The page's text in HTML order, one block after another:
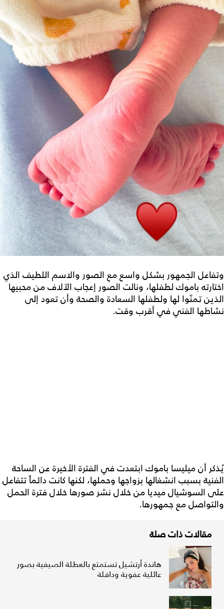
وتفاعل الجمهور بشكل واسع مع الصور والاسم اللطيف الذي
اختارته باموك لطفلها، ونالت الصور إعجاب الآلاف من محبيها
الذين تمنّوا لها ولطفلها السعادة والصحة وأن تعود إلى
نشاطها الفني في أقرب وقت.
يُذكر أن ميليسا باموك ابتعدت في الفترة الأخيرة عن الساحة
الفنية بسبب انشغالها بزواجها وحملها، لكنها كانت دائماً تتفاعل
على السوشيال ميديا من خلال نشر صورها خلال فترة الحمل
والتواصل مع جمهورها.
مقالات ذات صلة
هاندة أرتشيل تستمتع بالعطلة الصيفية بصور
عائلية عفوية ودافئة